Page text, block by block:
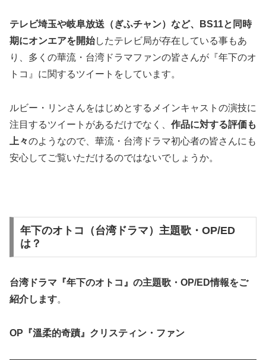
テレビ埼玉や岐阜放送（ぎふチャン）など、BS11と同時
期にオンエアを開始したテレビ局が存在している事もあ
り、多くの華流・台湾ドラマファンの皆さんが『年下のオ
トコ』に関するツイートをしています。
ルビー・リンさんをはじめとするメインキャストの演技に
注目するツイートがあるだけでなく、 作品に対する評価も
上々のようなので、華流・台湾ドラマ初心者の皆さんにも
安心してご覧いただけるのではないでしょうか。
年下のオトコ（台湾ドラマ）主題歌・OP/ED
は？
台湾ドラマ『年下のオトコ』の主題歌・OP/ED情報をご
紹介します。
OP『溫柔的奇蹟』クリスティン・ファン